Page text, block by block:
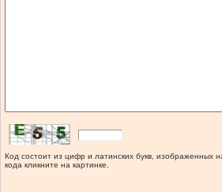
Код состоит из цифр и латинских букв, изображенных
кода кликните на картинке.